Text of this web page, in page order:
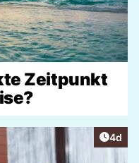
Zeitpunkt
4d